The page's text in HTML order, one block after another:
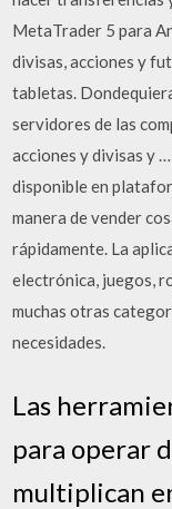
MetaTrader 5 para
divisas, acciones y
tabletas.
servidores de las
acciones y divisas y
disponible en
manera de vender
rápidamente. La
electrónica, juegos,
muchas otras
necesidades.
Las
para operar
multiplican